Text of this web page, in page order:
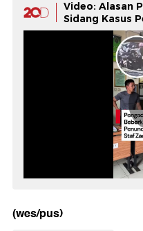
Video: Alasan
Sidang Kasus
Mecca
(wes/pus)